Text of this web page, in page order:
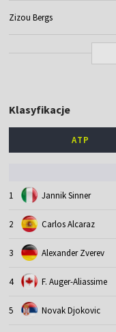
Zizou Bergs
Klasyfikacje
ATP
1 Jannik Sinner
2 Carlos Alcaraz
3 Alexander Zverev
4 F. Auger-Aliassime
5 Novak Djokovic